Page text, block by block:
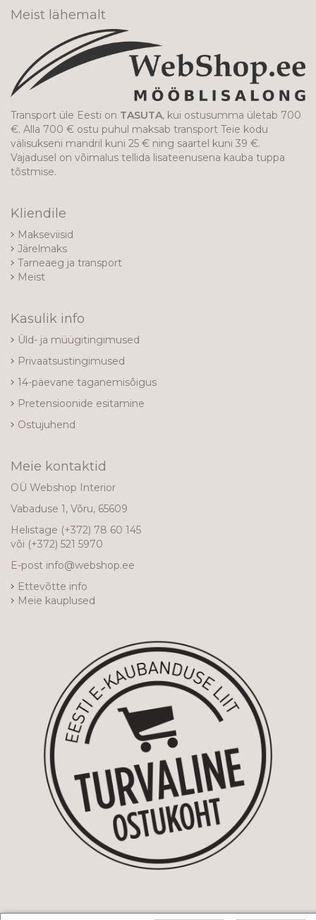
Meist lähemalt
Transport üle Eesti on TASUTA, kui ostusumma ületab 700
€. Alla 700 € ostu puhul maksab transport Teie kodu
välisukseni mandril kuni 25 € ning saartel kuni 39 €.
Vajadusel on võimalus tellida lisateenusena kauba tuppa
tõstmise.
Kliendile
Makseviisid
Järelmaks
Tarneaeg ja transport
Meist
Kasulik info
Üld- ja müügitingimused
Privaatsustingimused
14-päevane taganemisõigus
Pretensioonide esitamine
Ostujuhend
Meie kontaktid
OÜ Webshop Interior
Vabaduse 1, Võru, 65609
Helistage (+372) 78 60 145
või (+372) 521 5970
E-post info@webshop.ee
Ettevõtte info
Meie kauplused